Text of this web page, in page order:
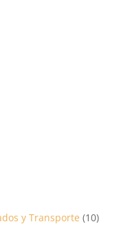
y Transporte (10)